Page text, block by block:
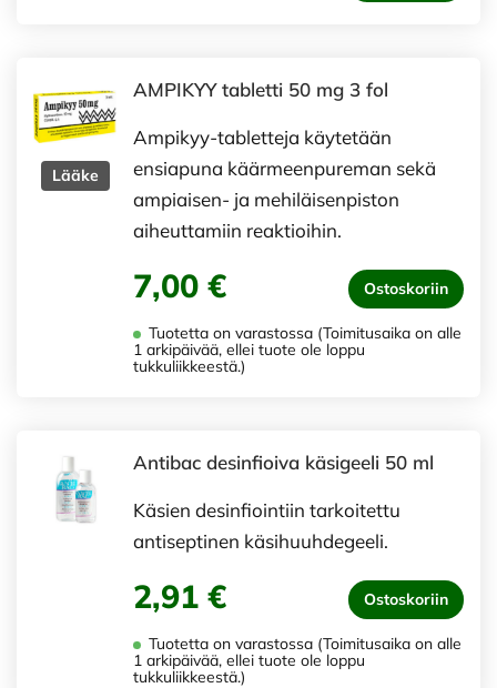
Lääke
AMPIKYY tabletti 50 mg 3 fol
Ampikyy-tabletteja käytetään
ensiapuna käärmeenpureman sekä
ampiaisen- ja mehiläisenpiston
aiheuttamiin reaktioihin.
7,00 € Ostoskoriin
Tuotetta on varastossa (Toimitusaika on alle
1 arkipäivää, ellei tuote ole loppu
tukkuliikkeestä.)
Antibac desinfioiva käsigeeli 50 ml
Käsien desinfiointiin tarkoitettu
antiseptinen käsihuuhdegeeli.
2,91 € Ostoskoriin
Tuotetta on varastossa (Toimitusaika on alle
1 arkipäivää, ellei tuote ole loppu
tukkuliikkeestä.)